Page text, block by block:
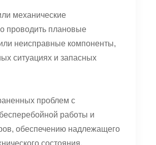
механические
проводить плановые
неисправные компоненты,
ситуациях и запасных
проблем с
работы и
обеспечению надлежащего
состояния,